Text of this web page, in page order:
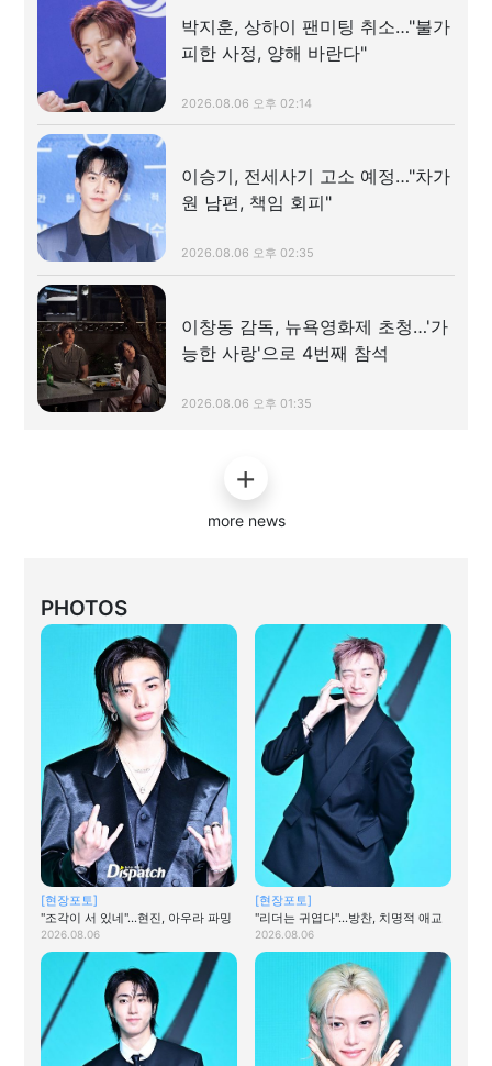
박지훈, 상하이 팬미팅 취소…"불가
피한 사정, 양해 바란다"
2026.08.06 오후 02:14
이승기, 전세사기 고소 예정…"차가
원 남편, 책임 회피"
2026.08.06 오후 02:35
이창동 감독, 뉴욕영화제 초청…'가
능한 사랑'으로 4번째 참석
2026.08.06 오후 01:35
more news
PHOTOS
[현장포토]
"조각이 서 있네"…현진, 아우라 파밍
2026.08.06
[현장포토]
"리더는 귀엽다"…방찬, 치명적 애교
2026.08.06